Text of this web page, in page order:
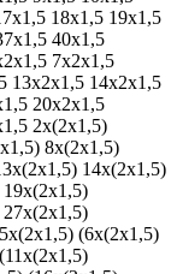
18х1,5 19х1,5
40х1,5
7х2х1,5
13х2х1,5 14х2х1,5
20х2х1,5
2х(2х1,5)
8х(2х1,5)
14х(2х1,5)
19х(2х1,5)
27х(2х1,5)
(6х(2х1,5)
(11х(2х1,5)